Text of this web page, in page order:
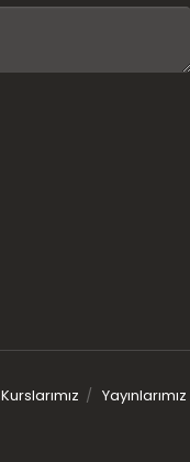
Kurslarımız Yayınlarımız